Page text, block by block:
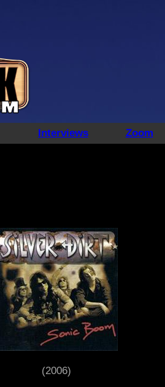
Interviews Zoom
(2006)